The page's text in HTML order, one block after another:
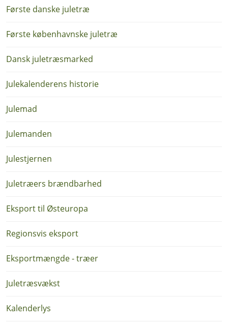
Første danske juletræ
Første københavnske juletræ
Dansk juletræsmarked
Julekalenderens historie
Julemad
Julemanden
Julestjernen
Juletræers brændbarhed
Eksport til Østeuropa
Regionsvis eksport
Eksportmængde - træer
Juletræsvækst
Kalenderlys